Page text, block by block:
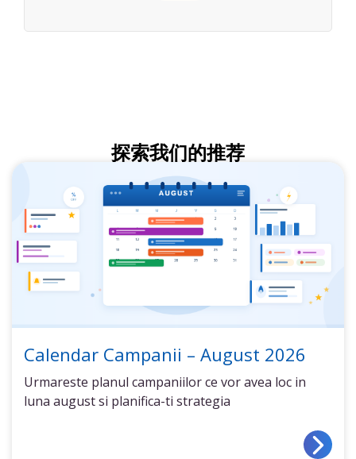
探索我们的推荐
Calendar Campanii – August 2026
Urmareste planul campaniilor ce vor avea loc in
luna august si planifica-ti strategia